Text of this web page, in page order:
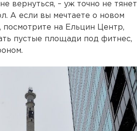
вернуться, – уж точно не тянет
А если вы мечтаете о новом
посмотрите на Ельцин Центр,
пустые площади под фитнес,